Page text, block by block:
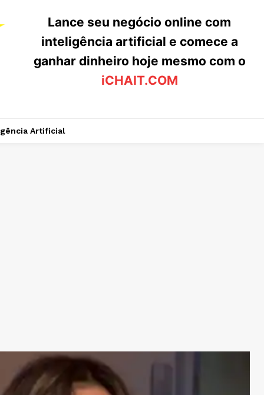
Lance seu negócio online com
inteligência artificial e comece a
ganhar dinheiro hoje mesmo com o
iCHAIT.COM
Artificial